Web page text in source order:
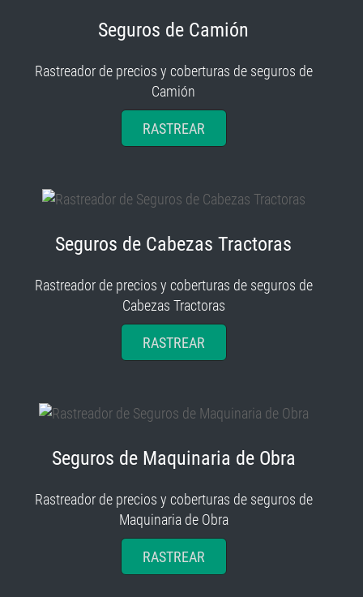
Seguros de Camión
Rastreador de precios y coberturas de seguros de
Camión
RASTREAR
Seguros de Cabezas Tractoras
Rastreador de precios y coberturas de seguros de
Cabezas Tractoras
RASTREAR
Seguros de Maquinaria de Obra
Rastreador de precios y coberturas de seguros de
Maquinaria de Obra
RASTREAR